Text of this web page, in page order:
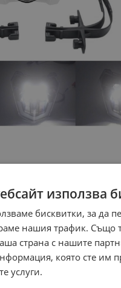
използва
бисквитки, за да
нашия трафик. Също
страна с нашите
която сте им
услуги.